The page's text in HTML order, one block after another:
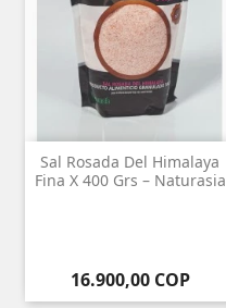
Sal Rosada Del Himalaya
Fina X 400 Grs – Naturasia
Precio
16.900,00 COP